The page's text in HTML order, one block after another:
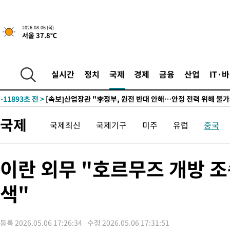
2026.08.06 (목)
서울 37.8℃
실시간 정치 국제 경제 금융 산업 IT·
-23157초 전 >손흥민, 5경기 연속골 실패…LAFC는 승부차기 끝 과달라하라
-15758초 전 > 내일까지 39도 '펄펄'…기상청 "태풍 지나며 폭염 잠시 꺾인
-15373초 전 >
"美간섭에 합의 지연"…트럼프, '이란 호르무즈 통제권' 수용
-11893초 전 >
-10590초 전 > [속보]경찰, '홍명보 선임 논란' 대한축구협회·축구회관 등 압
-9770초 전 >
[속보]코스피 매도사이드카 발동…4%대 급락
-9042초 전 >[속보]전남광주 초대 시민추천 부시장에 백승주·윤난실
-5170초 전 > [속보]코스닥, 2.15포인트(0.27%) 내린 797.44 출발
-5153초 전 >
-1600초 전 >
18분 전 >미 워싱턴주 스포캔 시의 통제불능 3개 산불, 방화선 일부 구축
국제 국제최신 국제기구 미주 유럽 중국
이란 외무 "호르무즈 개방
색"
등록 2026.05.06 17:26:34 수정 2026.05.06 17:31:51